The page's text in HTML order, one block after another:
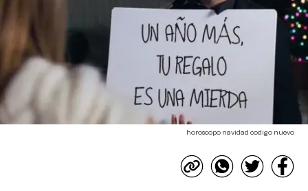
horoscopo navidad codigo nuevo